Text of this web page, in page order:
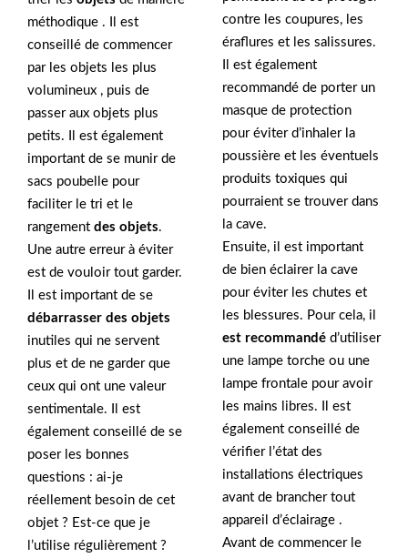
méthodique . Il est
conseillé de commencer
par les objets les plus
volumineux , puis de
passer aux objets plus
petits. Il est également
important de se munir de
sacs poubelle pour
faciliter le tri et le
rangement des objets.
Une autre erreur à éviter
est de vouloir tout garder.
Il est important de se
débarrasser des objets
inutiles qui ne servent
plus et de ne garder que
ceux qui ont une valeur
sentimentale. Il est
également conseillé de se
poser les bonnes
questions : ai-je
réellement besoin de cet
objet ? Est-ce que je
l’utilise régulièrement ?
contre les coupures, les
éraflures et les salissures.
Il est également
recommandé de porter un
masque de protection
pour éviter d’inhaler la
poussière et les éventuels
produits toxiques qui
pourraient se trouver dans
la cave.
Ensuite, il est important
de bien éclairer la cave
pour éviter les chutes et
les blessures. Pour cela, il
est recommandé d’utiliser
une lampe torche ou une
lampe frontale pour avoir
les mains libres. Il est
également conseillé de
vérifier l’état des
installations électriques
avant de brancher tout
appareil d’éclairage .
Avant de commencer le